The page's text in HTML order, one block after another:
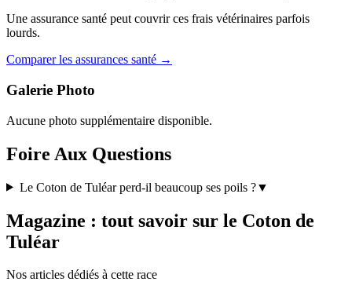
Une assurance santé peut couvrir ces frais vétérinaires parfois
lourds.
Comparer les assurances santé →
Galerie Photo
Aucune photo supplémentaire disponible.
Foire Aux Questions
Le Coton de Tuléar perd-il beaucoup ses poils ?▼
Magazine : tout savoir sur le Coton de
Tuléar
Nos articles dédiés à cette race